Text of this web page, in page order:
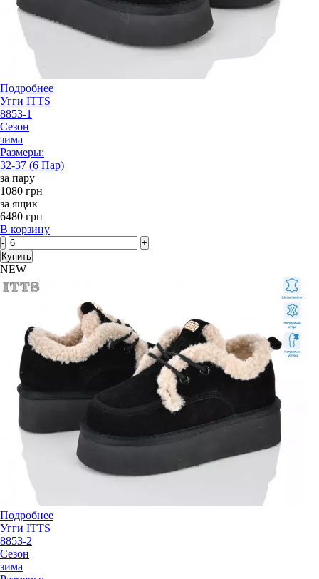
Подробнее
Угги ITTS
8853-1
Сезон
зима
Размеры:
32-37 (6 Пар)
за пару
1080 грн
за ящик
6480 грн
В корзину
-
+
Купить
NEW
Подробнее
Угги ITTS
8853-2
Сезон
зима